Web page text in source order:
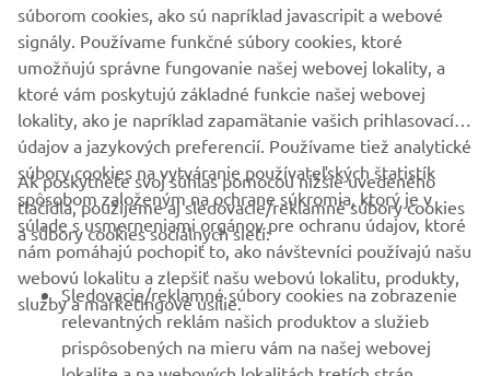
FIREMNÉ STRÁNKY
B2B
VIAC YAMAHA
súborom cookies, ako sú napríklad javascripit a webové
signály. Používame funkčné súbory cookies, ktoré
umožňujú správne fungovanie našej webovej lokality, a
ktoré vám poskytujú základné funkcie našej webovej
lokality, ako je napríklad zapamätanie vašich prihlasovacích
údajov a jazykových preferencií. Používame tiež analytické
súbory cookies na vytváranie používateľských štatistík
spôsobom založeným na ochrane súkromia, ktorý je v
súlade s usmerneniami orgánov pre ochranu údajov, ktoré
nám pomáhajú pochopiť to, ako návštevníci používajú našu
webovú lokalitu a zlepšiť našu webovú lokalitu, produkty,
služby a marketingové úsilie.
Ak poskytnete svoj súhlas pomocou nižšie uvedeného
tlačidla, použijeme aj sledovacie/reklamné súbory cookies
a súbory cookies sociálnych sietí:
Sledovacie/reklamné súbory cookies na zobrazenie
relevantných reklám našich produktov a služieb
prispôsobených na mieru vám na našej webovej